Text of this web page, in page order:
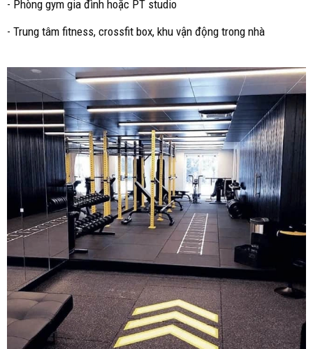
- Phòng gym gia đình hoặc PT studio
- Trung tâm fitness, crossfit box, khu vận động trong nhà